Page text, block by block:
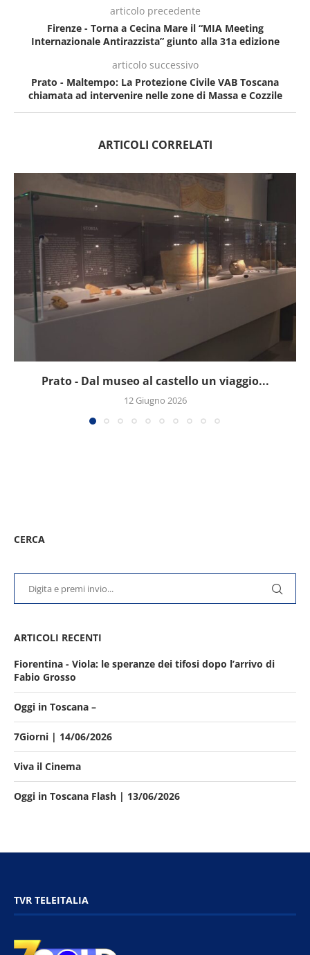
articolo precedente
Firenze - Torna a Cecina Mare il “MIA Meeting
Internazionale Antirazzista” giunto alla 31a edizione
articolo successivo
Prato - Maltempo: La Protezione Civile VAB Toscana
chiamata ad intervenire nelle zone di Massa e Cozzile
ARTICOLI CORRELATI
Prato - Dal museo al castello un viaggio...
12 Giugno 2026
CERCA
ARTICOLI RECENTI
Fiorentina - Viola: le speranze dei tifosi dopo l’arrivo di
Fabio Grosso
Oggi in Toscana –
7Giorni | 14/06/2026
Viva il Cinema
Oggi in Toscana Flash | 13/06/2026
TVR TELEITALIA